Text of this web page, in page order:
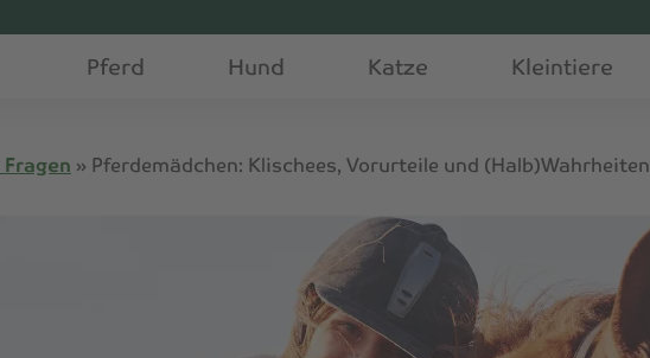
Pferd Hund Katze Kleintiere
» Pferdemädchen: Klischees, Vorurteile und (Halb)Wahrheiten